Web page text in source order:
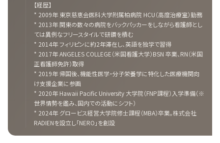
【経歴】
* 2009年 東京慈恵会医科大学附属柏病院 HCU（高度治療室）勤務
* 2013年 関東の数々の病院をバックパッカーをしながら看護師とし
ては異例なフリースタイルで研鑽を積む
* 2014年 フィリピンに約2年滞在し、英語を独学で習得
* 2017年 ANGELES COLLEGE（米国看護大学）BSN 卒業、RN（米国
正看護師免許）取得
* 2019年 帰国後、機能性医学・分子栄養学に特化した医療機関向
け支援企業に参画
* 2020年 Hawaii Pacific University 大学院（FNP課程）入学準備（※
世界情勢を鑑み、国内での活動にシフト）
* 2024年 グロービス経営大学院修士課程（MBA）卒業。株式会社
RADIENを設立し「NERO」を創設